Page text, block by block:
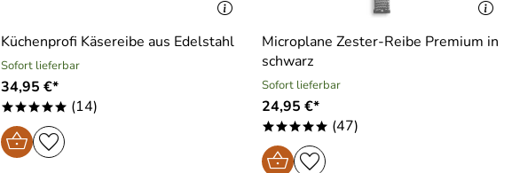
Küchenprofi Käsereibe aus Edelstahl
Sofort lieferbar
34,95 €*
***** (14)
Microplane Zester-Reibe Premium in
schwarz
Sofort lieferbar
24,95 €*
***** (47)